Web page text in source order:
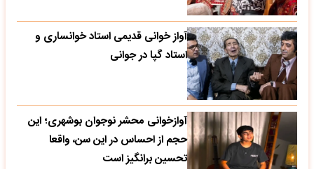
آواز خوانی قدیمی استاد خوانساری و
استاد گپا در جوانی
آوازخوانی محشر نوجوان بوشهری؛ این
حجم از احساس در این سن، واقعا
تحسین‌ برانگیز است